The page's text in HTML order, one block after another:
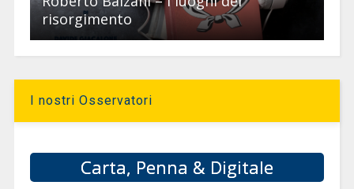
risorgimento
I nostri Osservatori
Carta, Penna & Digitale